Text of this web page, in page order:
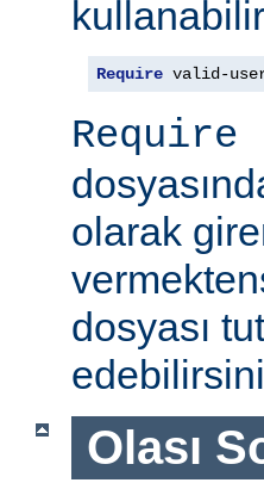
Require valid-
Require
olarak
dosyası
Olası